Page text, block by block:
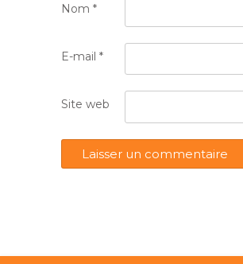
Nom *
E-mail *
Site web